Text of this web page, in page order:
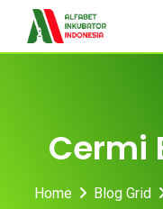
Cermi
Home Blog Grid